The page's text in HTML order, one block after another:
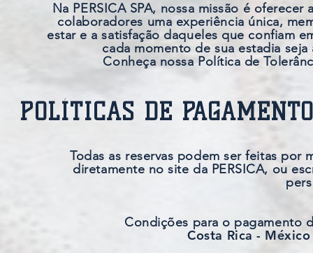
Na PERSICA SPA, nossa missão é
colaboradores uma experiência única,
estar e a satisfação daqueles que confiam
cada momento de sua estadia
Conheça nossa Política de
POLÍTICAS DE
Todas as reservas podem ser feitas por
diretamente no site da PERSICA, ou
Condições para o pagamento
Costa Rica -